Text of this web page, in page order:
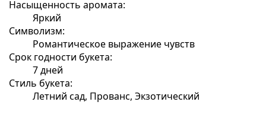
Насыщенность аромата:
Яркий
Символизм:
Романтическое выражение чувств
Срок годности букета:
7 дней
Стиль букета:
Летний сад, Прованс, Экзотический